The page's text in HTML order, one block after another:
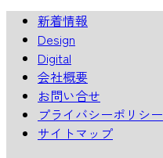
新着情報
Design
Digital
会社概要
お問い合せ
プライバシーポリシー
サイトマップ